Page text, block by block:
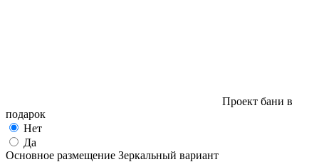
Проект бани в
подарок
Нет
Да
Основное размещение Зеркальный вариант